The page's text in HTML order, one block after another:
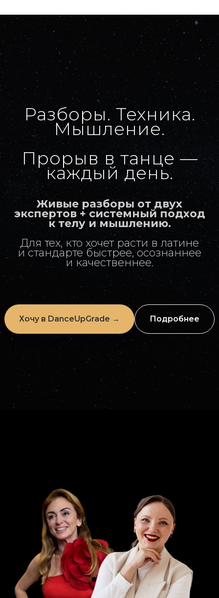
Разборы. Техника.
Мышление.
Прорыв в танце —
каждый день.
Живые разборы от двух
экспертов + системный подход
к телу и мышлению.
Для тех, кто хочет расти в латине
и стандарте быстрее, осознаннее
и качественнее.
Хочу в DanceUpGrade → Подробнее